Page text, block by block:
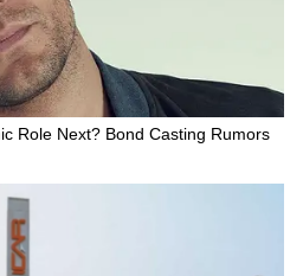
Role Next? Bond Casting Rumors